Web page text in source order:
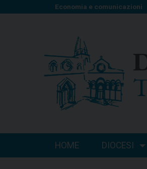
Economia e comunicazioni
HOME DIOCESI